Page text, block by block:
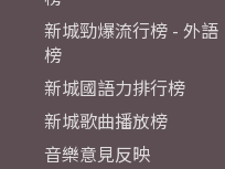
新城勁爆流行榜 - 外語
榜
新城國語力排行榜
新城歌曲播放榜
音樂意見反映